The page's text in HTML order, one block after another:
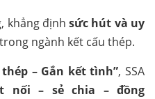
khẳng địnhsức hút và uy
trong ngành kết cấu thép.
– Gắn kết tình”, SSA
nối – sẻ chia – đồng